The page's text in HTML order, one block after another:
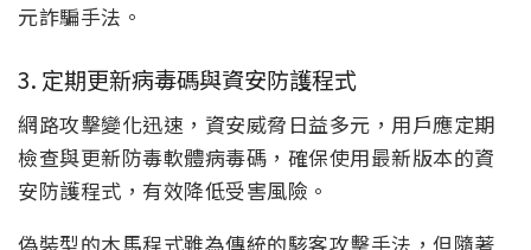
元詐騙手法。
3. 定期更新病毒碼與資安防護程式
網路攻擊變化迅速，資安威脅日益多元，用戶應定期
檢查與更新防毒軟體病毒碼，確保使用最新版本的資
安防護程式，有效降低受害風險。
偽裝型的木馬程式雖為傳統的駭客攻擊手法，但隨著